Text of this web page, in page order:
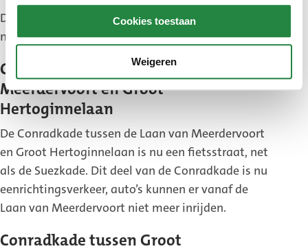
Cookies toestaan
Weigeren
De Suezkade is klaar. Hier ligt nu een fietsstraat
net als aan de overkant op de Conradkade.
Conradkade tussen Laan van
Meerdervoort en Groot
Hertoginnelaan
De Conradkade tussen de Laan van Meerdervoort
en Groot Hertoginnelaan is nu een fietsstraat, net
als de Suezkade. Dit deel van de Conradkade is nu
eenrichtingsverkeer, auto’s kunnen er vanaf de
Laan van Meerdervoort niet meer inrijden.
Conradkade tussen Groot